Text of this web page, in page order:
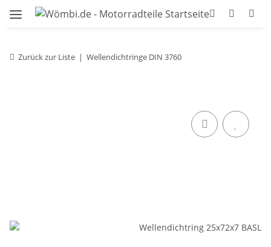
Zurück zur Liste Wellendichtringe DIN 3760